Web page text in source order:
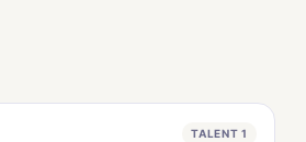
TALENT 1